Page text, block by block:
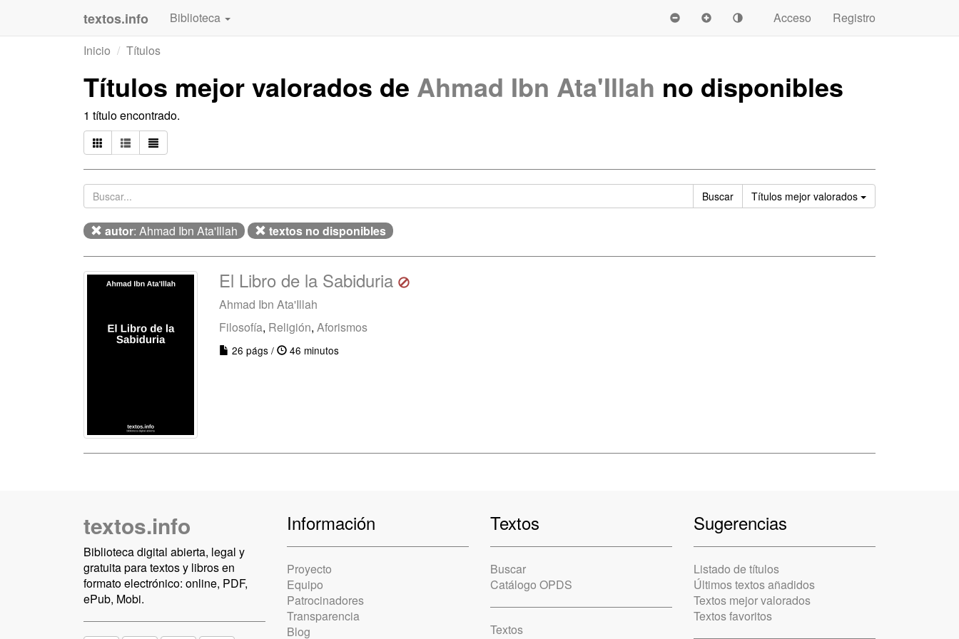
textos.info Biblioteca Acceso
Registro
Inicio
Títulos
Títulos mejor valorados de Ahmad Ibn Ata'Illah no disponibles
1 título encontrado.
Buscar Títulos mejor valorados Ordenar
autor: Ahmad Ibn Ata'Illah textos no disponibles
El Libro de la Sabiduria
Ahmad Ibn Ata'Illah
Filosofía, Religión, Aforismos
26 págs / 46 minutos
textos.info
Biblioteca digital abierta, legal y
gratuita para textos y libros en
formato electrónico: online, PDF,
ePub, Mobi.
Información
Proyecto
Equipo
Patrocinadores
Transparencia
Blog
Textos
Buscar
Catálogo OPDS
Textos
Sugerencias
Listado de títulos
Últimos textos añadidos
Textos mejor valorados
Textos favoritos